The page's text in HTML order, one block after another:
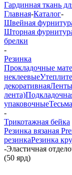
Гардинная ткань
Главная-Каталог-
Швейная
Шторная
брелки
-
Резинка
Прокладочные
неклеевые
декоративнаяЛенты
лента)
упаковочные
-
Трикотажная бейка
Резинка вязаная
резинкаРезинка
-Эластичная
(50 ярд)